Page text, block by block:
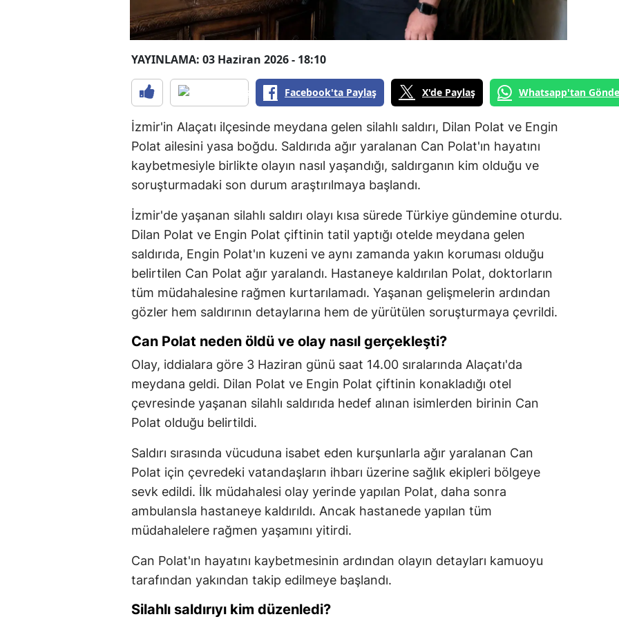
YAYINLAMA: 03 Haziran 2026 - 18:10
Facebook'ta Paylaş X'de Paylaş Whatsapp'tan
İzmir'in Alaçatı ilçesinde meydana gelen silahlı saldırı, Dilan Polat ve Engin
Polat ailesini yasa boğdu. Saldırıda ağır yaralanan Can Polat'ın hayatını
kaybetmesiyle birlikte olayın nasıl yaşandığı, saldırganın kim olduğu ve
soruşturmadaki son durum araştırılmaya başlandı.
İzmir'de yaşanan silahlı saldırı olayı kısa sürede Türkiye gündemine oturdu.
Dilan Polat ve Engin Polat çiftinin tatil yaptığı otelde meydana gelen
saldırıda, Engin Polat'ın kuzeni ve aynı zamanda yakın koruması olduğu
belirtilen Can Polat ağır yaralandı. Hastaneye kaldırılan Polat, doktorların
tüm müdahalesine rağmen kurtarılamadı. Yaşanan gelişmelerin ardından
gözler hem saldırının detaylarına hem de yürütülen soruşturmaya çevrildi.
Can Polat neden öldü ve olay nasıl gerçekleşti?
Olay, iddialara göre 3 Haziran günü saat 14.00 sıralarında Alaçatı'da
meydana geldi. Dilan Polat ve Engin Polat çiftinin konakladığı otel
çevresinde yaşanan silahlı saldırıda hedef alınan isimlerden birinin Can
Polat olduğu belirtildi.
Saldırı sırasında vücuduna isabet eden kurşunlarla ağır yaralanan Can
Polat için çevredeki vatandaşların ihbarı üzerine sağlık ekipleri bölgeye
sevk edildi. İlk müdahalesi olay yerinde yapılan Polat, daha sonra
ambulansla hastaneye kaldırıldı. Ancak hastanede yapılan tüm
müdahalelere rağmen yaşamını yitirdi.
Can Polat'ın hayatını kaybetmesinin ardından olayın detayları kamuoyu
tarafından yakından takip edilmeye başlandı.
Silahlı saldırıyı kim düzenledi?